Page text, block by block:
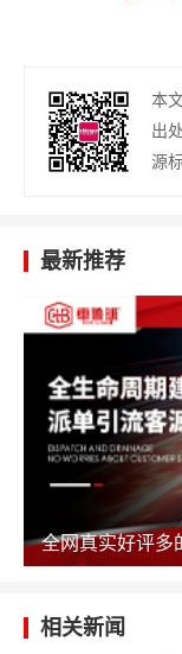
本
出
源
最新推荐
相关新闻